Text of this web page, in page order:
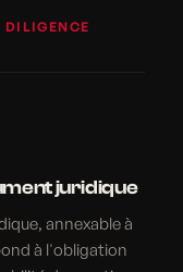
DILIGENCE
juridique
annexable à
à l'obligation